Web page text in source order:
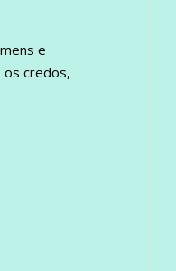
e
os credos,